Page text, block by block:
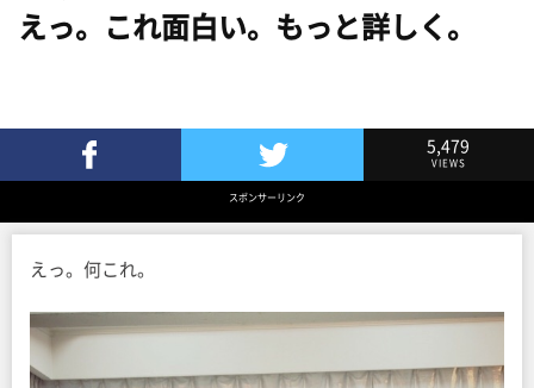
えっ。これ面白い。もっと詳しく。
Twitterでツイート
5,479
VIEWS
スポンサーリンク
えっ。何これ。